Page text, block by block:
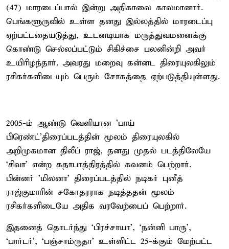
(47) மாரடைப்பால் இன்று அதிகாலை காலமானார்.
பெங்களூருவில் உள்ள தனது இல்லத்தில் மாரடைப்பு
ஏற்பட்டதையடுத்து, உடனடியாக மருத்துவமனைக்கு
கொண்டு செல்லப்பட்டும் சிகிச்சை பலனின்றி அவர்
உயிரிழந்தார். அவரது மறைவு கன்னட திரையுலகிலும்
ரசிகர்களிடையும் பெரும் சோகத்தை ஏற்படுத்தியுள்ளது.
2005-ம் ஆண்டு வெளியான ’பாய்
பிரெண்ட்’திரைப்படத்தின் மூலம் திரையுலகில்
அறிமுகமான திலீப் ராஜ், தனது முதல் படத்திலேயே
‘சிவா’ என்ற கதாபாத்திரத்தில் கவனம் பெற்றார்.
பின்னர் ’மிலனா’ திரைப்படத்தில் நடிகர் புனீத்
ராஜ்குமாரின் சகோதரராக நடித்ததன் மூலம்
ரசிகர்களிடையே அதிக வரவேற்பைப் பெற்றார்.
இதனைத் தொடர்ந்து ‘பிரச்சாயா’, ‘நன்னி பாரு’,
‘பார்டர்’, ‘பஞ்சாம்ருதா’ உள்ளிட்ட 25-க்கும் மேற்பட்ட